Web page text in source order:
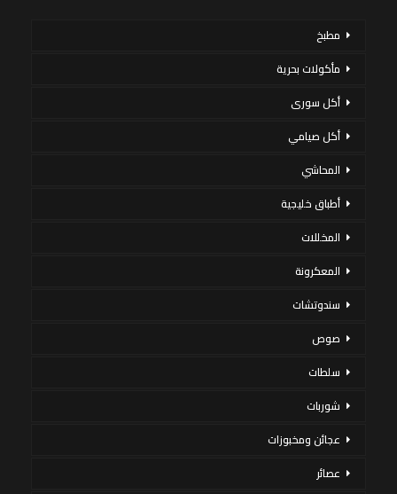
مطبخ
مأكولات بحرية
أكل سورى
أكل صيامي
المحاشي
أطباق خليجية
المخللات
المعكرونة
سندوتشات
صوص
سلطات
شوربات
عجائن ومخبوزات
عصائر